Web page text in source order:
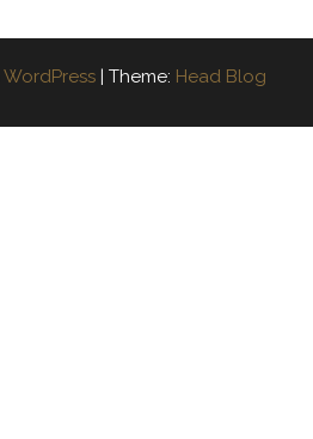
WordPress | Theme: Head Blog